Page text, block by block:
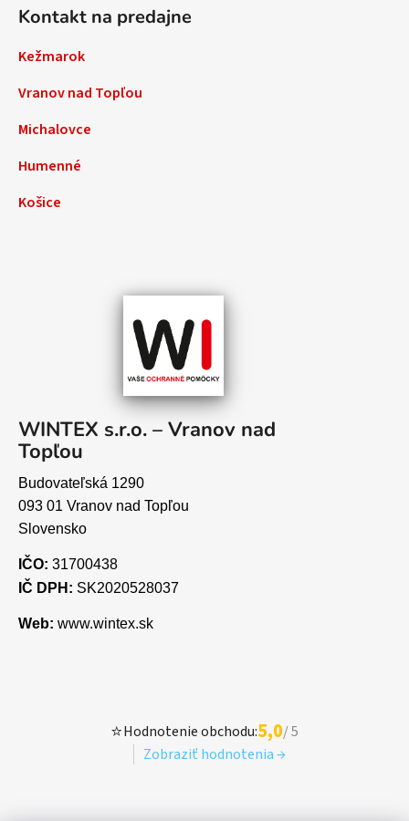
Kontakt na predajne
Kežmarok
Vranov nad Topľou
Michalovce
Humenné
Košice
WINTEX s.r.o. – Vranov nad
Topľou
Budovateľská 1290
093 01 Vranov nad Topľou
Slovensko
IČO: 31700438
IČ DPH: SK2020528037
Web: www.wintex.sk
⭐Hodnotenie obchodu:5,0/ 5
Zobraziť hodnotenia →